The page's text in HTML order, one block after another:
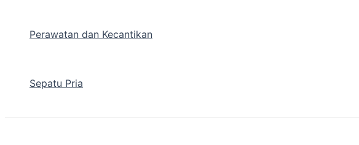
Perawatan dan Kecantikan
Sepatu Pria